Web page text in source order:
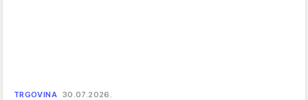
TRGOVINA 30.07.2026.